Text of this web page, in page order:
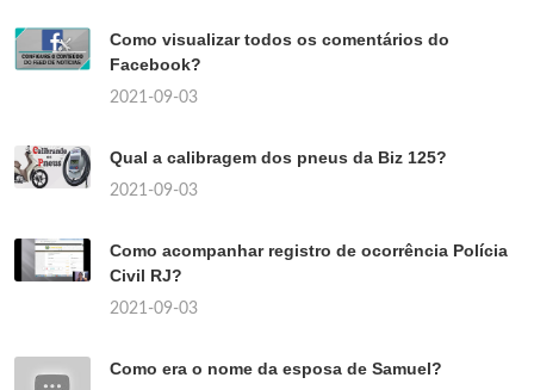
Como visualizar todos os comentários do
Facebook?
2021-09-03
Qual a calibragem dos pneus da Biz 125?
2021-09-03
Como acompanhar registro de ocorrência Polícia
Civil RJ?
2021-09-03
Como era o nome da esposa de Samuel?